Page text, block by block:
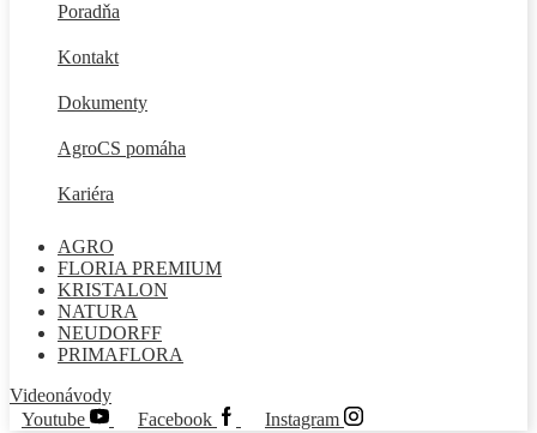
Poradňa
Kontakt
Dokumenty
AgroCS pomáha
Kariéra
AGRO
FLORIA PREMIUM
KRISTALON
NATURA
NEUDORFF
PRIMAFLORA
Videonávody
Youtube
Facebook Instagram